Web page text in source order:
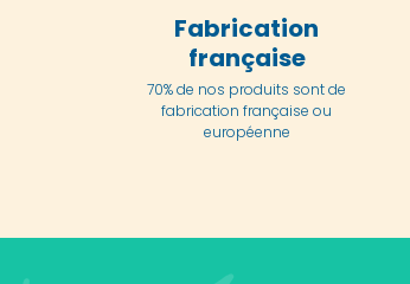
Fabrication
française
70% de nos produits sont de
fabrication française ou
européenne